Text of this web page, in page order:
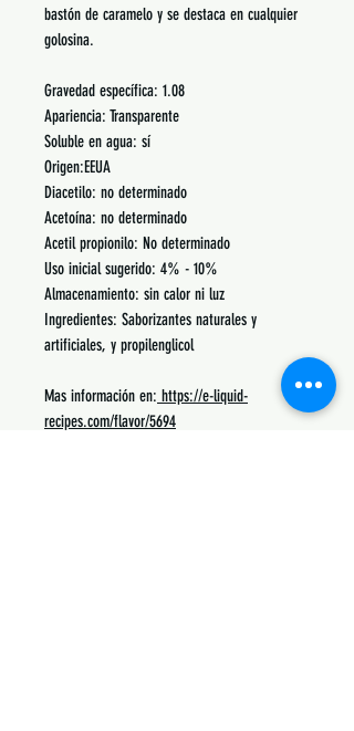
bastón de caramelo y se destaca en cualquier
golosina.
Gravedad específica: 1.08
Apariencia: Transparente
Soluble en agua: sí
Origen:EEUA
Diacetilo: no determinado
Acetoína: no determinado
Acetil propionilo: No determinado
Uso inicial sugerido: 4% - 10%
Almacenamiento: sin calor ni luz
Ingredientes: Saborizantes naturales y
artificiales, y propilenglicol
Mas información en: https://e-liquid-
recipes.com/flavor/5694